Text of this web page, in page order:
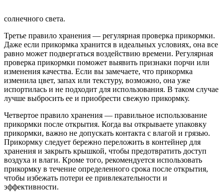
солнечного света.
Третье правило хранения — регулярная проверка прикормки.
Даже если прикормка хранится в идеальных условиях, она все
равно может подвергаться воздействию времени. Регулярная
проверка прикормки поможет выявить признаки порчи или
изменения качества. Если вы замечаете, что прикормка
изменила цвет, запах или текстуру, возможно, она уже
испортилась и не подходит для использования. В таком случае
лучше выбросить ее и приобрести свежую прикормку.
Четвертое правило хранения — правильное использование
прикормки после открытия. Когда вы открываете упаковку
прикормки, важно не допускать контакта с влагой и грязью.
Прикормку следует бережно переложить в контейнер для
хранения и закрыть крышкой, чтобы предотвратить доступ
воздуха и влаги. Кроме того, рекомендуется использовать
прикормку в течение определенного срока после открытия,
чтобы избежать потери ее привлекательности и
эффективности.